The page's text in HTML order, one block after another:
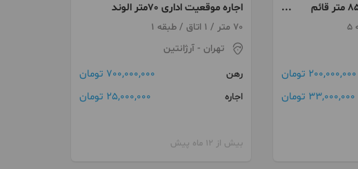
اجاره موقعیت اداری 85 متر قائم
200,000,000 تومان
33,000,000 تومان
اجاره موقعیت اداری 70متر الوند
70 متر / 1 اتاق / طبقه 1
تهران - آرژانتین
رهن
700,000,000 تومان
اجاره 25,000,000 تومان
بیش از 12 ماه پیش